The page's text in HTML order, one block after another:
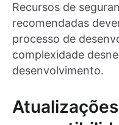
Recursos de
recomendadas
processo de
complexidade
desenvolvimento.